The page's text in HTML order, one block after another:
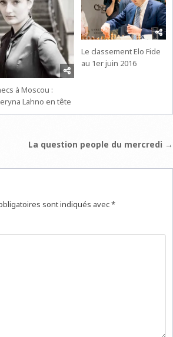
à Moscou :
Lahno en tête
Le classement Elo Fide
au 1er juin 2016
La question people du mercredi →
sont indiqués avec*